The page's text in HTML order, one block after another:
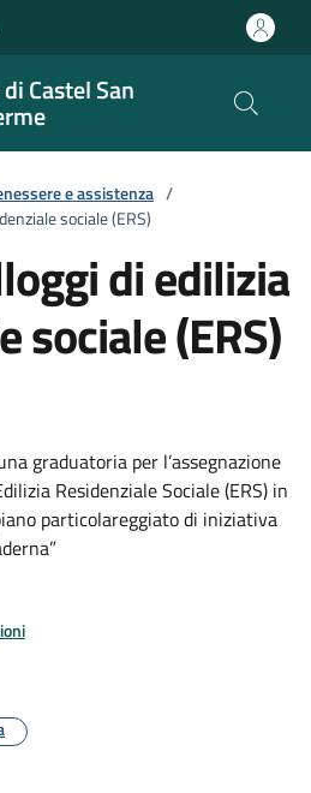
Castel San
e assistenza /
sociale (ERS)
di edilizia
sociale (ERS)
graduatoria per l’assegnazione
Residenziale Sociale (ERS) in
particolareggiato di iniziativa